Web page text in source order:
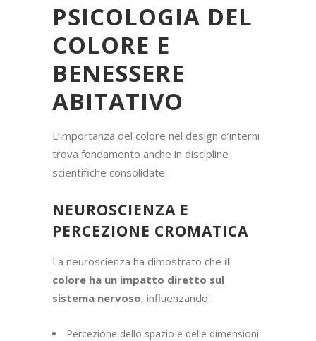
PSICOLOGIA DEL
COLORE E
BENESSERE
ABITATIVO
L’importanza del colore nel design d’interni
trova fondamento anche in discipline
scientifiche consolidate.
NEUROSCIENZA E
PERCEZIONE CROMATICA
La neuroscienza ha dimostrato che il
colore ha un impatto diretto sul
sistema nervoso, influenzando:
Percezione dello spazio e delle dimensioni